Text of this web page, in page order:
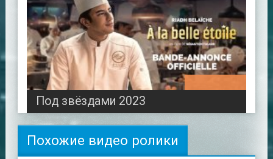
Под звёздами 2023
Похожие видео ролики